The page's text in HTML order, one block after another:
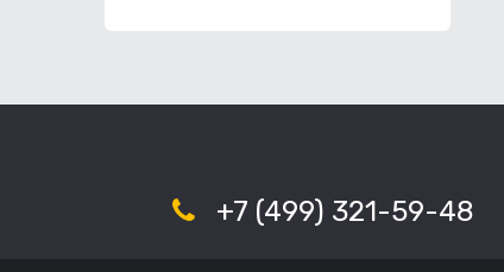
+7 (499) 321-59-48